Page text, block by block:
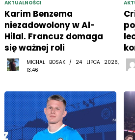
AKTUALNOŚCI
Karim Benzema
niezadowolony w Al-
Hilal. Francuz domaga
się ważnej roli
MICHAŁ BOSAK / 24 LIPCA 2026,
13:46